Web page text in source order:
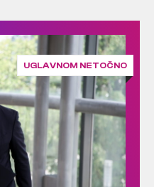
UGLAVNOM NETOČNO